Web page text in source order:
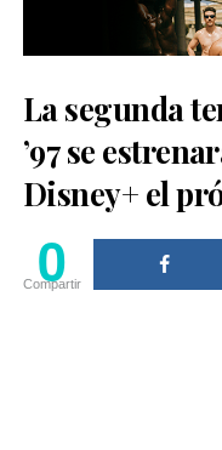
La segunda
’97 se
Disney+ el
0
Compartir